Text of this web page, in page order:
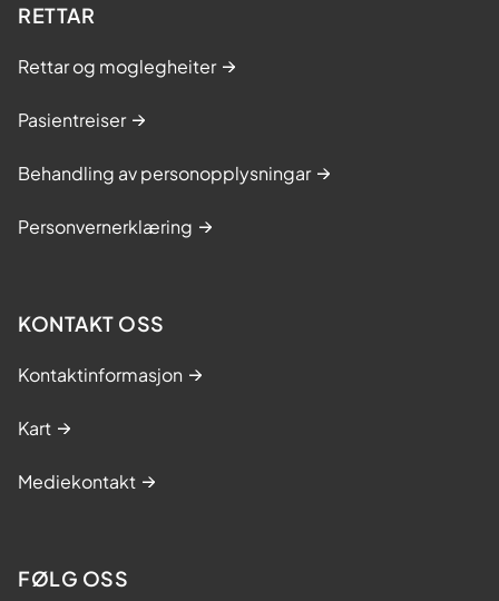
RETTAR
Rettar og moglegheiter
Pasientreiser
Behandling av personopplysningar
Personvernerklæring
KONTAKT OSS
Kontaktinformasjon
Kart
Mediekontakt
FØLG OSS